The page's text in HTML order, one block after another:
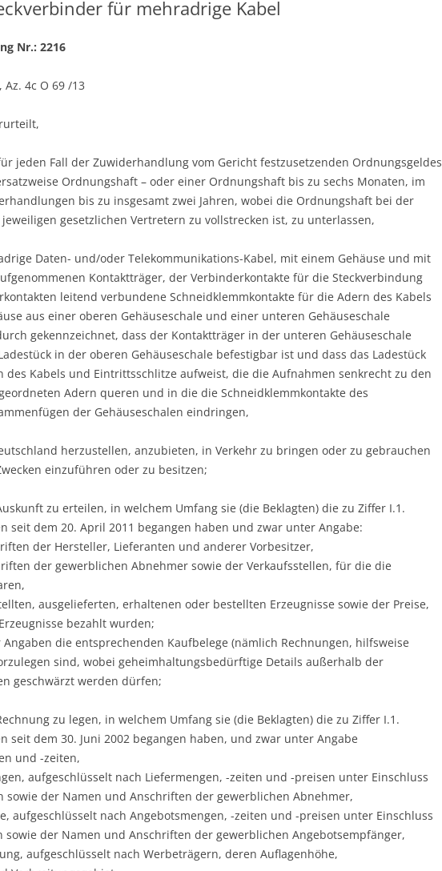
für mehradrige Kabel
Nr.: 2216
4c O 69 /13
jeden Fall der Zuwiderhandlung vom Gericht festzusetzenden Ordnungsgeldes
Ordnungshaft – oder einer Ordnungshaft bis zu sechs Monaten, im
bis zu insgesamt zwei Jahren, wobei die Ordnungshaft bei der
gesetzlichen Vertretern zu vollstrecken ist, zu unterlassen,
Daten- und/oder Telekommunikations-Kabel, mit einem Gehäuse und mit
Kontaktträger, der Verbinderkontakte für die Steckverbindung
leitend verbundene Schneidklemmkontakte für die Adern des Kabels
aus einer oberen Gehäuseschale und einer unteren Gehäuseschale
gekennzeichnet, dass der Kontaktträger in der unteren Gehäuseschale
in der oberen Gehäuseschale befestigbar ist und dass das Ladestück
Kabels und Eintrittsschlitze aufweist, die die Aufnahmen senkrecht zu den
Adern queren und in die die Schneidklemmkontakte des
der Gehäuseschalen eindringen,
herzustellen, anzubieten, in Verkehr zu bringen oder zu gebrauchen
einzuführen oder zu besitzen;
zu erteilen, in welchem Umfang sie (die Beklagten) die zu Ziffer I.1.
seit dem 20. April 2011 begangen haben und zwar unter Angabe:
der Hersteller, Lieferanten und anderer Vorbesitzer,
der gewerblichen Abnehmer sowie der Verkaufsstellen, für die die
ausgelieferten, erhaltenen oder bestellten Erzeugnisse sowie der Preise,
bezahlt wurden;
die entsprechenden Kaufbelege (nämlich Rechnungen, hilfsweise
sind, wobei geheimhaltungsbedürftige Details außerhalb der
geschwärzt werden dürfen;
zu legen, in welchem Umfang sie (die Beklagten) die zu Ziffer I.1.
seit dem 30. Juni 2002 begangen haben, und zwar unter Angabe
und -zeiten,
aufgeschlüsselt nach Liefermengen, -zeiten und -preisen unter Einschluss
sowie der Namen und Anschriften der gewerblichen Abnehmer,
aufgeschlüsselt nach Angebotsmengen, -zeiten und -preisen unter Einschluss
sowie der Namen und Anschriften der gewerblichen Angebotsempfänger,
aufgeschlüsselt nach Werbeträgern, deren Auflagenhöhe,